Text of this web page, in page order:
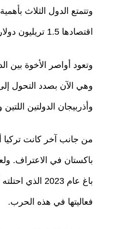
اقتصادها 1.5 تريليون دولار.
وتعود أواصر الأخوة بين
وهي الآن بصدد التحول
وأذربيجان الدولتين
باكستان في الاعتراف.
فعاليتها في هذه الحرب.